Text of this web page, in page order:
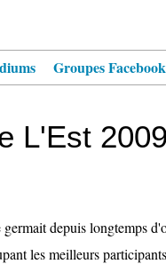
Groupes Facebook
L'Est
depuis longtemps
les meilleurs